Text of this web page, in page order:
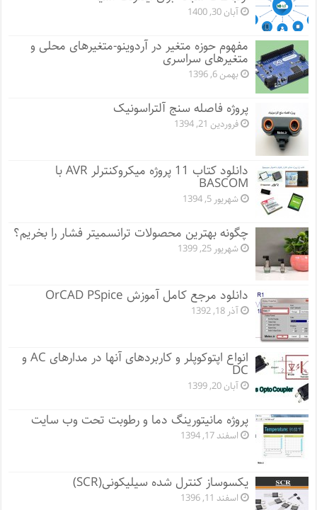
آبان 30, 1400
مفهوم حوزه متغیر در آردوینو-متغیرهای محلی و
متغیرهای سراسری
بهمن 6, 1396
پروژه فاصله سنج آلتراسونیک
فروردین 21, 1394
دانلود کتاب 11 پروژه میکروکنترلر AVR با
BASCOM
شهریور 5, 1394
چگونه بهترین محصولات ترانسمیتر فشار را بخریم؟
شهریور 25, 1399
دانلود مرجع کامل آموزش OrCAD PSpice
آذر 18, 1392
انواع اپتوکوپلر و کاربردهای آنها در مدارهای AC و
DC
آبان 20, 1399
پروژه مانيتورينگ دما و رطوبت تحت وب سایت
اسفند 17, 1394
یکسوساز کنترل شده سیلیکونی(SCR)
اسفند 11, 1396